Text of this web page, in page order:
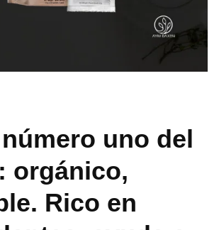
uno del
orgánico,
Rico en